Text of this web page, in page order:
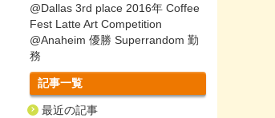
@Dallas 3rd place 2016年 Coffee
Fest Latte Art Competition
@Anaheim 優勝 Superrandom 勤
務
記事一覧
最近の記事